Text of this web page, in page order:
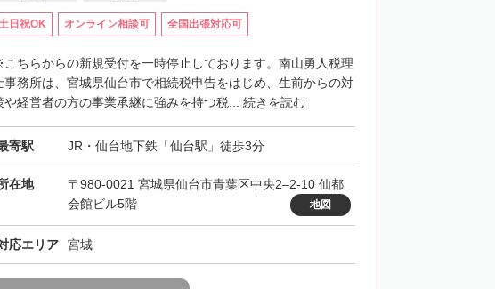
日祝OK オンライン相談可 全国出張対応可
ちらからの新規受付を一時停止しております。南山勇人税理
事務所は、宮城県仙台市で相続税申告をはじめ、生前からの対
や経営者の方の事業承継に強みを持つ税... 続きを読む
寄駅 JR・仙台地下鉄「仙台駅」徒歩3分
在地
〒980-0021 宮城県仙台市青葉区中央2–2-10 仙都
会館ビル5階
地図
応エリア 宮城